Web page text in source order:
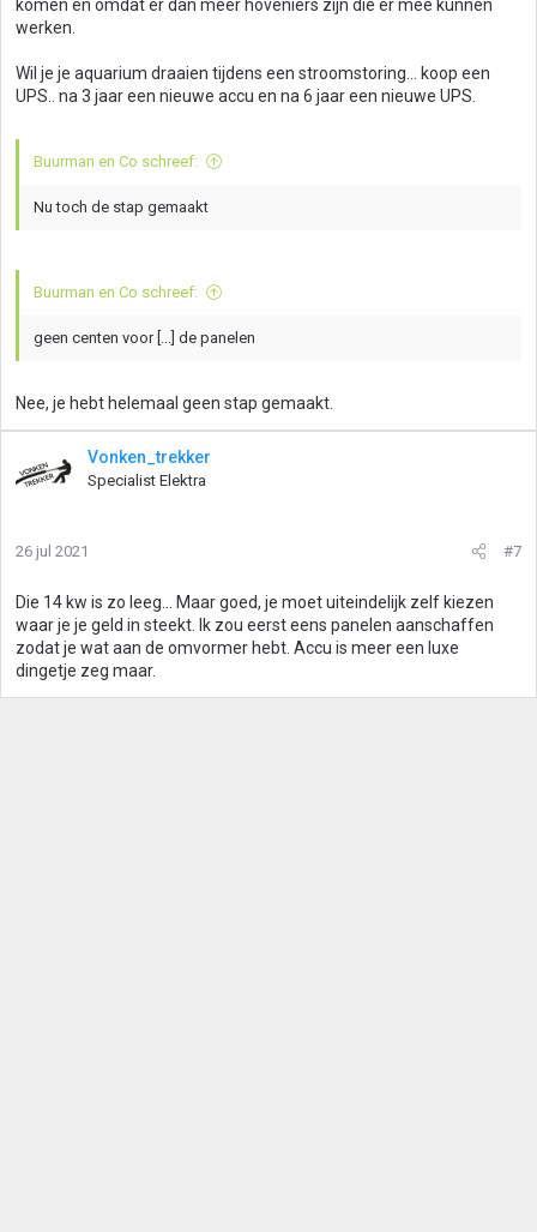
komen en omdat er dan meer hoveniers zijn die er mee kunnen
werken.
Wil je je aquarium draaien tijdens een stroomstoring... koop een
UPS.. na 3 jaar een nieuwe accu en na 6 jaar een nieuwe UPS.
Buurman en Co schreef:
Nu toch de stap gemaakt
Buurman en Co schreef:
geen centen voor [...] de panelen
Nee, je hebt helemaal geen stap gemaakt.
Vonken_trekker
Specialist Elektra
26 jul 2021 #7
Die 14 kw is zo leeg... Maar goed, je moet uiteindelijk zelf kiezen
waar je je geld in steekt. Ik zou eerst eens panelen aanschaffen
zodat je wat aan de omvormer hebt. Accu is meer een luxe
dingetje zeg maar.